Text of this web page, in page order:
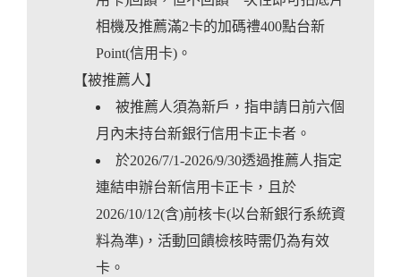
相機及推薦滿2卡的加碼禮400點台新
Point(信用卡)。
【被推薦人】
被推薦人須為新戶，指申請日前六個
月內未持台新銀行信用卡正卡者。
於2026/7/1-2026/9/30透過推薦人指定
連結申辦台新信用卡正卡，且於
2026/10/12(含)前核卡(以台新銀行系統資
料為準)，活動回饋檢核時需仍為有效
卡。